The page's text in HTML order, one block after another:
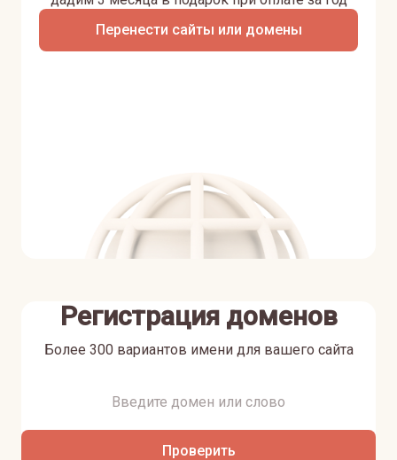
Перенести сайты или домены
Регистрация доменов
Более 300 вариантов имени для вашего сайта
Проверить